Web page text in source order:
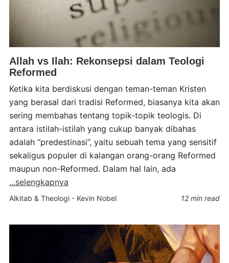
Allah vs Ilah: Rekonsepsi dalam Teologi
Reformed
Ketika kita berdiskusi dengan teman-teman Kristen
yang berasal dari tradisi Reformed, biasanya kita akan
sering membahas tentang topik-topik teologis. Di
antara istilah-istilah yang cukup banyak dibahas
adalah “predestinasi”, yaitu sebuah tema yang sensitif
sekaligus populer di kalangan orang-orang Reformed
maupun non-Reformed. Dalam hal lain, ada
...selengkapnya
Alkitab & Theologi - Kevin Nobel 12 min read